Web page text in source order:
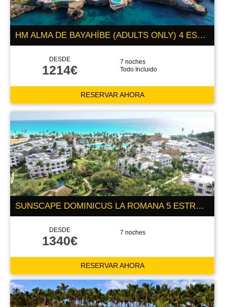
HM ALMA DE BAYAHÍBE (ADULTS ONLY) 4 ESTRELLAS
DESDE
1214€
7 noches
Todo Incluido
RESERVAR AHORA
SUNSCAPE DOMINICUS LA ROMANA 5 ESTRELLAS
DESDE
1340€
7 noches
RESERVAR AHORA